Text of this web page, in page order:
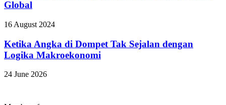
Global
16 August 2024
Ketika Angka di Dompet Tak Sejalan dengan
Logika Makroekonomi
24 June 2026